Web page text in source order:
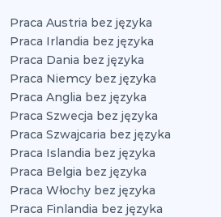
Praca Austria bez języka
Praca Irlandia bez języka
Praca Dania bez języka
Praca Niemcy bez języka
Praca Anglia bez języka
Praca Szwecja bez języka
Praca Szwajcaria bez języka
Praca Islandia bez języka
Praca Belgia bez języka
Praca Włochy bez języka
Praca Finlandia bez języka